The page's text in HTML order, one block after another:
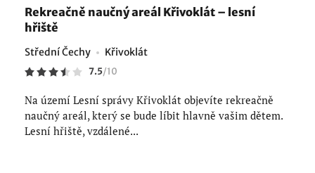
Rekreačně naučný areál Křivoklát – lesní
hřiště
Střední Čechy Křivoklát
7.5/10
Na území Lesní správy Křivoklát objevíte rekreačně
naučný areál, který se bude líbit hlavně vašim dětem.
Lesní hřiště, vzdálené...